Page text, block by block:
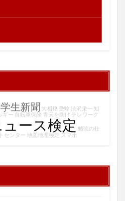
生新聞 大相撲 受験 渋沢栄一 知
ギー 自転車保険 青天を衝け テレワーク
ュース検定 勉強の仕
センター 地図地理検定 スマホ